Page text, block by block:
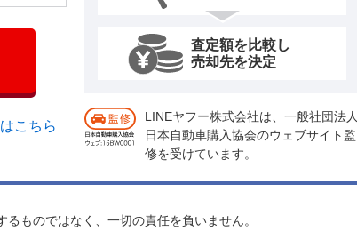
こちら
査定額を比較し
売却先を決定
LINEヤフー株式会社は、一般社団法人
日本自動車購入協会のウェブサイト監
修を受けています。
ものではなく、一切の責任を負いません。